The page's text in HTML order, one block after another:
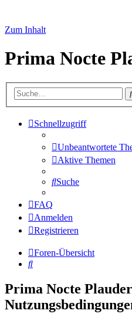
Zum Inhalt
Prima Nocte
Schnellzugriff
Unbeantwortete
Aktive Themen
Suche
FAQ
Anmelden
Registrieren
Foren-Übersicht
Suche
Prima Nocte